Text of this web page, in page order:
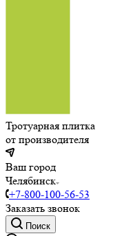
Тротуарная плитка
от производителя
Ваш город
Челябинск
+7-800-100-56-53
Заказать звонок
Поиск